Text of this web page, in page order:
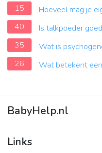
15
Hoeveel mag je
40
Is talkpoeder
35
Wat is
26
Wat betekent
BabyHelp.nl
Vraag & Antwoord
Links